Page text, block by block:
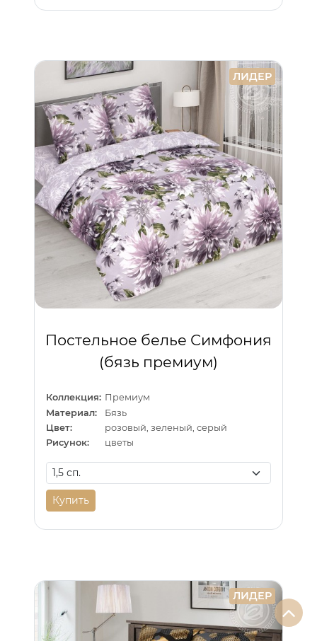
ЛИДЕР
Постельное белье Симфония
(бязь премиум)
Коллекция: Премиум
Материал:
Бязь
Цвет:
розовый, зеленый, серый
Рисунок:
цветы
Купить
ЛИДЕР